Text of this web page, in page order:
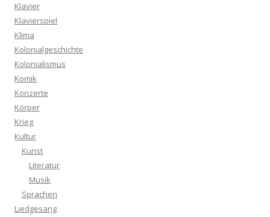
Klavier
Klavierspiel
Klima
Kolonialgeschichte
Kolonialismus
Komik
Konzerte
Körper
Krieg
Kultur
Kunst
Literatur
Musik
Sprachen
Liedgesang